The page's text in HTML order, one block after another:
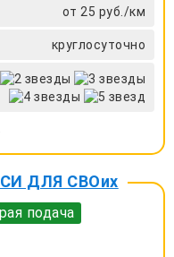
от 25 руб./км
круглосуточно
ДЛЯ СВОих
подача